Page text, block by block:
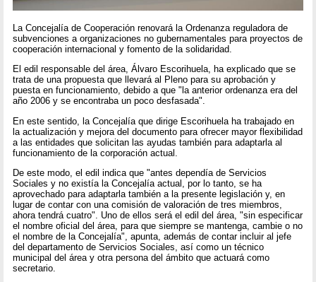
La Concejalía de Cooperación renovará la Ordenanza reguladora de
subvenciones a organizaciones no gubernamentales para proyectos de
cooperación internacional y fomento de la solidaridad.
El edil responsable del área, Álvaro Escorihuela, ha explicado que se
trata de una propuesta que llevará al Pleno para su aprobación y
puesta en funcionamiento, debido a que "la anterior ordenanza era del
año 2006 y se encontraba un poco desfasada".
En este sentido, la Concejalía que dirige Escorihuela ha trabajado en
la actualización y mejora del documento para ofrecer mayor flexibilidad
a las entidades que solicitan las ayudas también para adaptarla al
funcionamiento de la corporación actual.
De este modo, el edil indica que "antes dependía de Servicios
Sociales y no existía la Concejalía actual, por lo tanto, se ha
aprovechado para adaptarla también a la presente legislación y, en
lugar de contar con una comisión de valoración de tres miembros,
ahora tendrá cuatro". Uno de ellos será el edil del área, "sin especificar
el nombre oficial del área, para que siempre se mantenga, cambie o no
el nombre de la Concejalía", apunta, además de contar incluir al jefe
del departamento de Servicios Sociales, así como un técnico
municipal del área y otra persona del ámbito que actuará como
secretario.